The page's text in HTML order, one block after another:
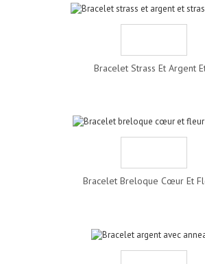
Bracelet Strass Et Argent
Bracelet Breloque Cœur Et